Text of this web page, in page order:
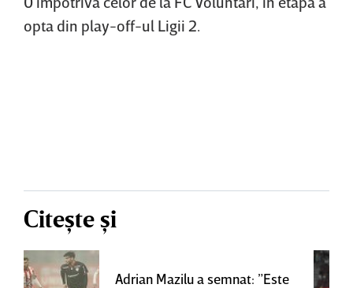
opta din play-off-ul Ligii 2.
Citește și
Adrian Mazilu a semnat: ”Este